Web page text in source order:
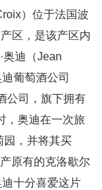
）位于法国波
区，是该产区内
奥迪（Jean
葡萄酒公司
公司，旗下拥有
，奥迪在一次旅
园，并将其买
原有的克洛歇尔
十分喜爱这片